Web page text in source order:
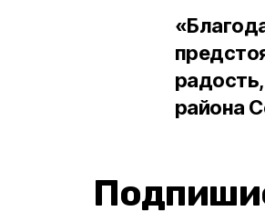
района